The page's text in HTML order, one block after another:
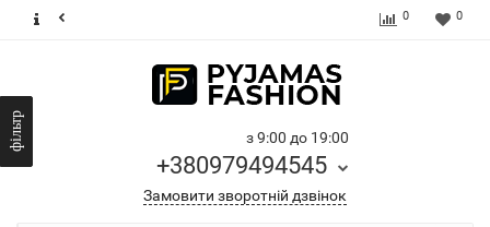
0 0
з 9:00 до 19:00
+380979494545
Замовити зворотній дзвінок